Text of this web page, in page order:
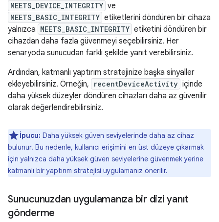
MEETS_DEVICE_INTEGRITY ve
MEETS_BASIC_INTEGRITY etiketlerini döndüren bir cihaza
yalnızca MEETS_BASIC_INTEGRITY etiketini döndüren bir
cihazdan daha fazla güvenmeyi seçebilirsiniz. Her
senaryoda sunucudan farklı şekilde yanıt verebilirsiniz.
Ardından, katmanlı yaptırım stratejinize başka sinyaller
ekleyebilirsiniz. Örneğin,
recentDeviceActivity içinde
daha yüksek düzeyler döndüren cihazları daha az güvenilir
olarak değerlendirebilirsiniz.
İpucu: Daha yüksek güven seviyelerinde daha az cihaz
bulunur. Bu nedenle, kullanıcı erişimini en üst düzeye çıkarmak
için yalnızca daha yüksek güven seviyelerine güvenmek yerine
katmanlı bir yaptırım stratejisi uygulamanız önerilir.
Sunucunuzdan uygulamanıza bir dizi yanıt
gönderme